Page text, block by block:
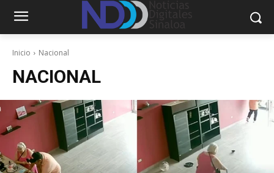
Inicio Nacional
NACIONAL